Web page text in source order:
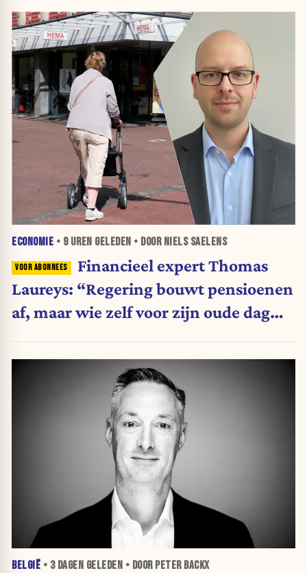
ECONOMIE • 9 UREN GELEDEN • DOOR NIELS SAELENS
Financieel expert Thomas
Laureys: “Regering bouwt pensioenen
af, maar wie zelf voor zijn oude dag
BELGIË • 3 DAGEN GELEDEN • DOOR PETER BACKX